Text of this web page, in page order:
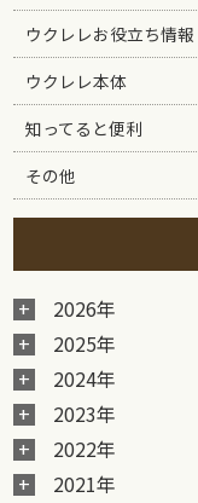
ウクレレお役立ち情報
ウクレレ本体
知ってると便利
その他
2026年
2025年
2024年
2023年
2022年
2021年